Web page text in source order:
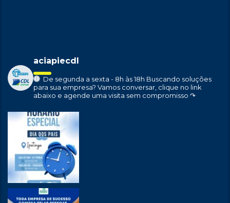
aciapiecdl
De segunda a sexta - 8h às 18h Buscando soluções
para sua empresa? Vamos conversar, clique no link
abaixo e agende uma visita sem compromisso ↷